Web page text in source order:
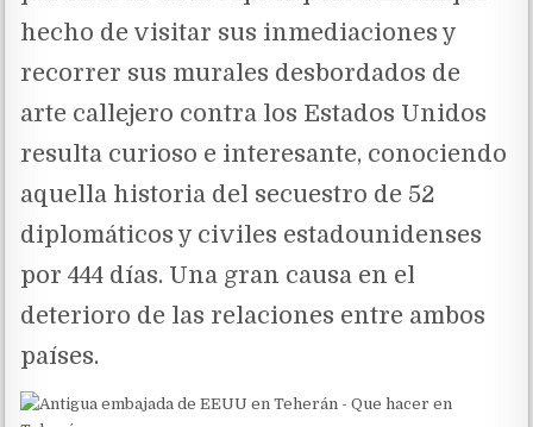
hecho de visitar sus inmediaciones y
recorrer sus murales desbordados de
arte callejero contra los Estados Unidos
resulta curioso e interesante, conociendo
aquella historia del secuestro de 52
diplomáticos y civiles estadounidenses
por 444 días. Una gran causa en el
deterioro de las relaciones entre ambos
países.